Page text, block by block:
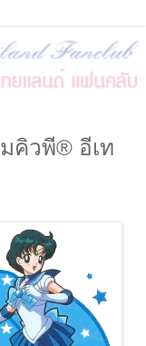
คิวพี® อีเท